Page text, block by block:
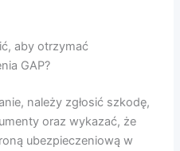
aby otrzymać
GAP?
należy zgłosić szkodę,
oraz wykazać, że
ubezpieczeniową w